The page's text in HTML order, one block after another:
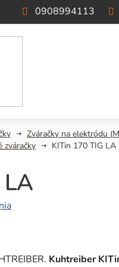
0908994113
Zváračky na elektródu
zváračky
KITin 170 TIG LA
Kuhtreiber